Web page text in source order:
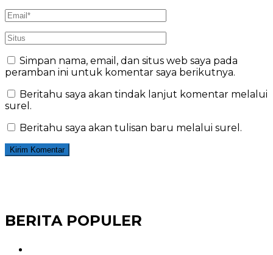
Simpan nama, email, dan situs web saya pada
peramban ini untuk komentar saya berikutnya.
Beritahu saya akan tindak lanjut komentar melalui
surel.
Beritahu saya akan tulisan baru melalui surel.
BERITA POPULER